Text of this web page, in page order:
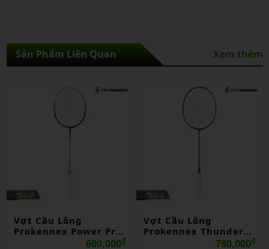
Sản Phẩm Liên Quan Xem thêm
Vợt Cầu Lông
Prokennex Thunder
780,000₫
Vợt Cầu Lông
Prokennex Power Pro
780,000₫